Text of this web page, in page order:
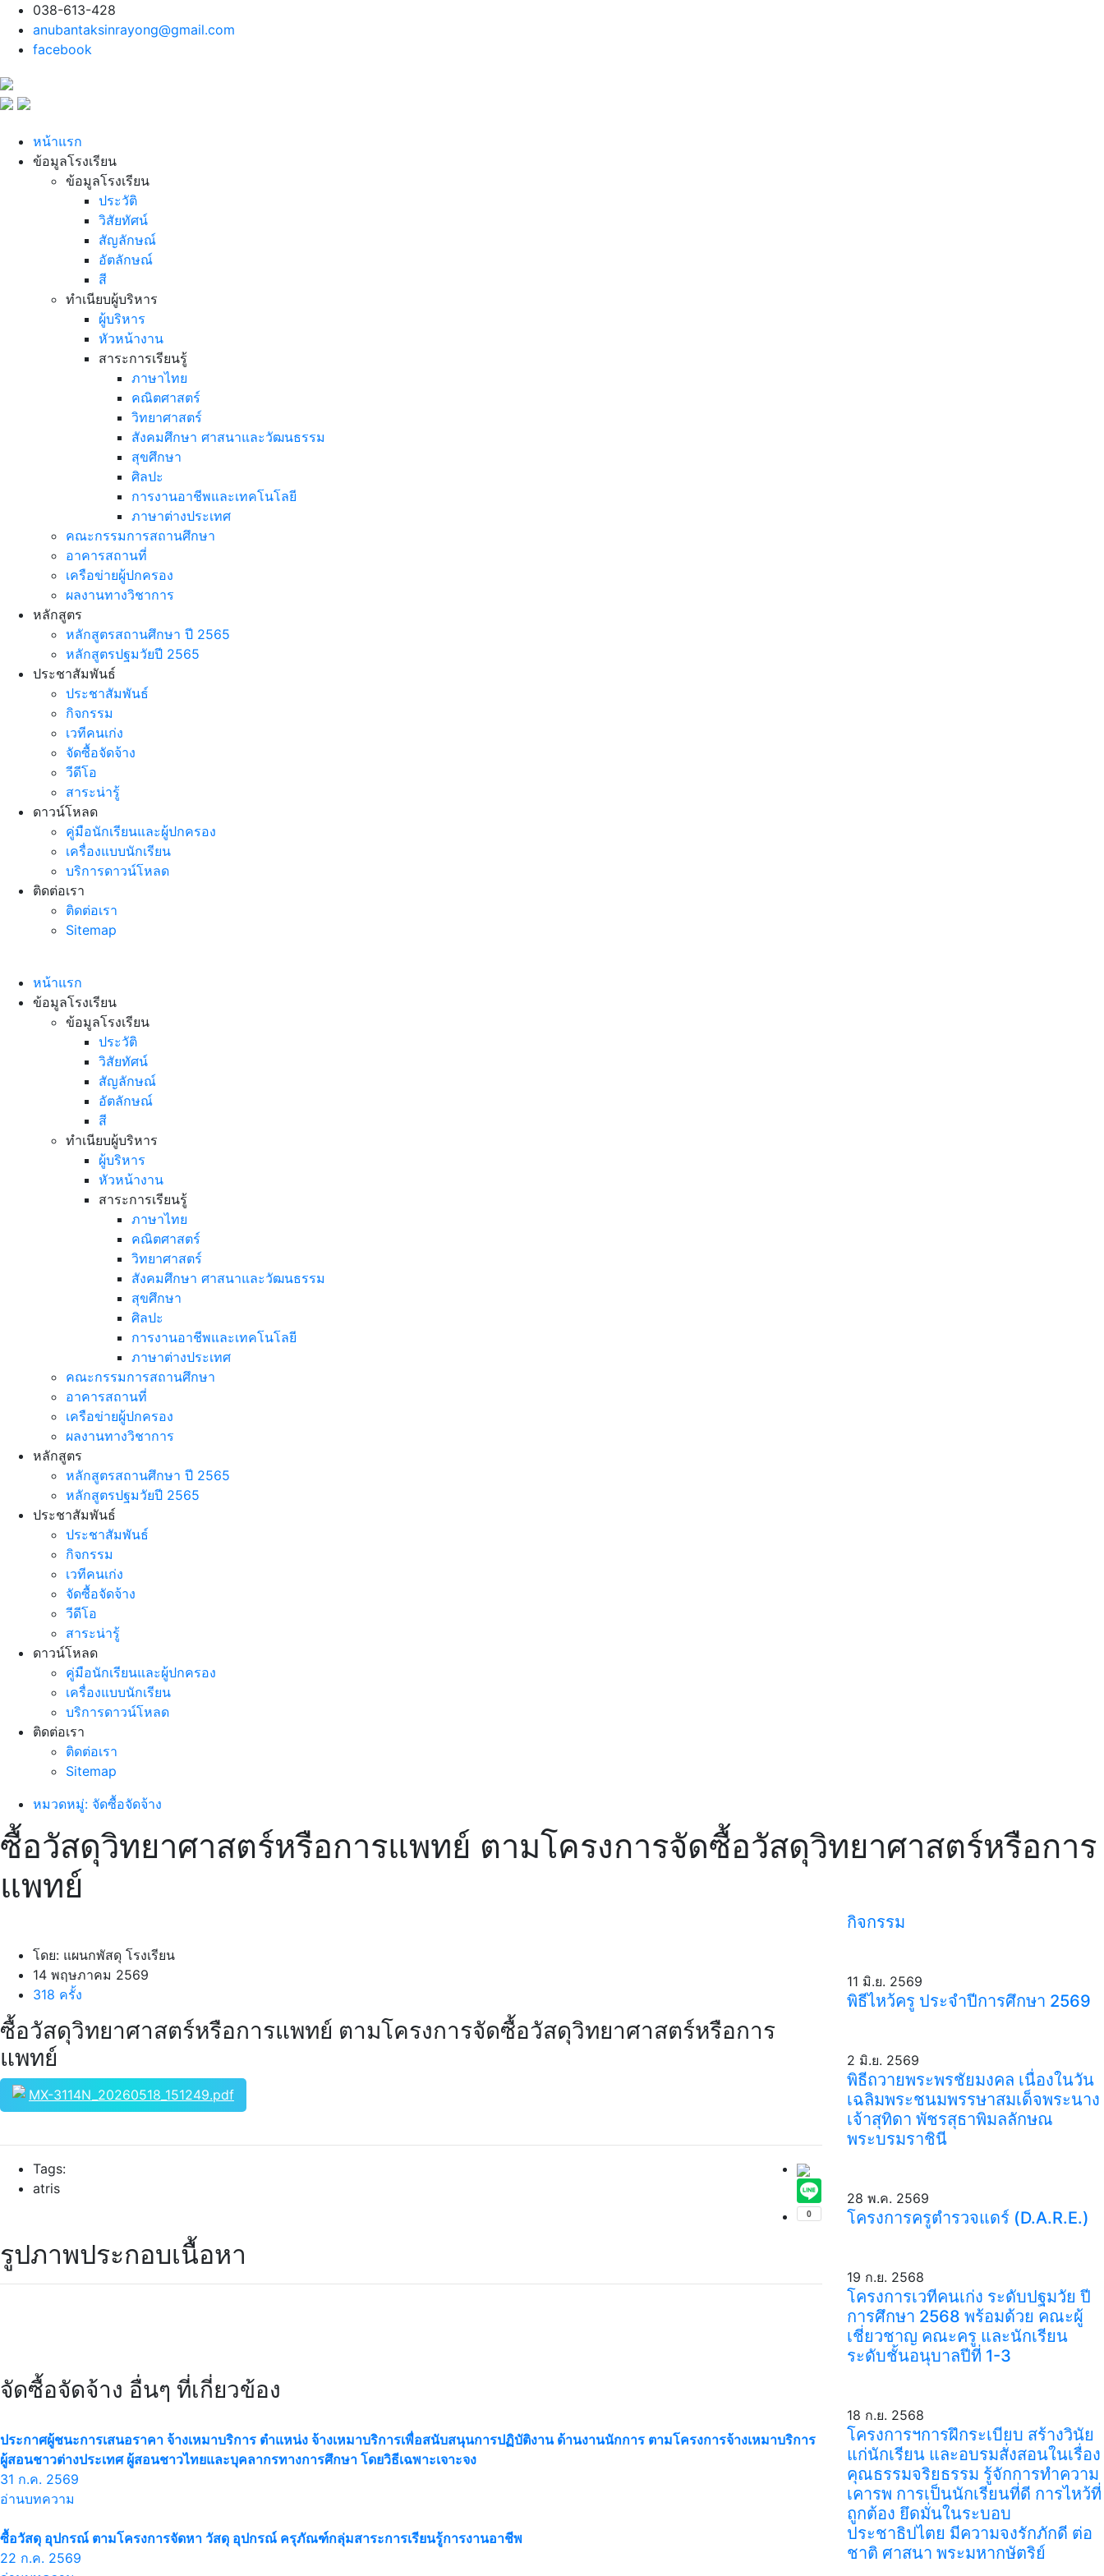
038-613-428
anubantaksinrayong@gmail.com
facebook
หน้าแรก
ข้อมูลโรงเรียน
ข้อมูลโรงเรียน
ประวัติ
วิสัยทัศน์
สัญลักษณ์
อัตลักษณ์
สี
ทำเนียบผู้บริหาร
ผู้บริหาร
หัวหน้างาน
สาระการเรียนรู้
ภาษาไทย
คณิตศาสตร์
วิทยาศาสตร์
สังคมศึกษา ศาสนาและวัฒนธรรม
สุขศึกษา
ศิลปะ
การงานอาชีพและเทคโนโลยี
ภาษาต่างประเทศ
คณะกรรมการสถานศึกษา
อาคารสถานที่
เครือข่ายผู้ปกครอง
ผลงานทางวิชาการ
หลักสูตร
หลักสูตรสถานศึกษา ปี 2565
หลักสูตรปฐมวัยปี 2565
ประชาสัมพันธ์
ประชาสัมพันธ์
กิจกรรม
เวทีคนเก่ง
จัดซื้อจัดจ้าง
วีดีโอ
สาระน่ารู้
ดาวน์โหลด
คู่มือนักเรียนและผู้ปกครอง
เครื่องแบบนักเรียน
บริการดาวน์โหลด
ติดต่อเรา
ติดต่อเรา
Sitemap
หน้าแรก
ข้อมูลโรงเรียน
ข้อมูลโรงเรียน
ประวัติ
วิสัยทัศน์
สัญลักษณ์
อัตลักษณ์
สี
ทำเนียบผู้บริหาร
ผู้บริหาร
หัวหน้างาน
สาระการเรียนรู้
ภาษาไทย
คณิตศาสตร์
วิทยาศาสตร์
สังคมศึกษา ศาสนาและวัฒนธรรม
สุขศึกษา
ศิลปะ
การงานอาชีพและเทคโนโลยี
ภาษาต่างประเทศ
คณะกรรมการสถานศึกษา
อาคารสถานที่
เครือข่ายผู้ปกครอง
ผลงานทางวิชาการ
หลักสูตร
หลักสูตรสถานศึกษา ปี 2565
หลักสูตรปฐมวัยปี 2565
ประชาสัมพันธ์
ประชาสัมพันธ์
กิจกรรม
เวทีคนเก่ง
จัดซื้อจัดจ้าง
วีดีโอ
สาระน่ารู้
ดาวน์โหลด
คู่มือนักเรียนและผู้ปกครอง
เครื่องแบบนักเรียน
บริการดาวน์โหลด
ติดต่อเรา
ติดต่อเรา
Sitemap
หมวดหมู่: จัดซื้อจัดจ้าง
ซื้อวัสดุวิทยาศาสตร์หรือการแพทย์ ตามโครงการจัดซื้อวัสดุวิทยาศาสตร์หรือการ
แพทย์
โดย: แผนกพัสดุ โรงเรียน
14 พฤษภาคม 2569
318 ครั้ง
ซื้อวัสดุวิทยาศาสตร์หรือการแพทย์ ตามโครงการจัดซื้อวัสดุวิทยาศาสตร์หรือการ
แพทย์
MX-3114N_20260518_151249.pdf
Tags:
atris
รูปภาพประกอบเนื้อหา
จัดซื้อจัดจ้าง อื่นๆ ที่เกี่ยวข้อง
ประกาศผู้ชนะการเสนอราคา จ้างเหมาบริการ ตำแหน่ง จ้างเหมาบริการเพื่อสนับสนุนการปฏิบัติงาน ด้านงานนักการ ตามโครงการจ้างเหมาบริการ
ผู้สอนชาวต่างประเทศ ผู้สอนชาวไทยและบุคลากรทางการศึกษา โดยวิธีเฉพาะเจาะจง
31 ก.ค. 2569
อ่านบทความ
ซื้อวัสดุ อุปกรณ์ ตามโครงการจัดหา วัสดุ อุปกรณ์ ครุภัณฑ์กลุ่มสาระการเรียนรู้การงานอาชีพ
22 ก.ค. 2569
กิจกรรม
11 มิ.ย. 2569
พิธีไหว้ครู ประจำปีการศึกษา 2569
2 มิ.ย. 2569
พิธีถวายพระพรชัยมงคล เนื่องในวัน
เฉลิมพระชนมพรรษาสมเด็จพระนาง
เจ้าสุทิดา พัชรสุธาพิมลลักษณ
พระบรมราชินี
28 พ.ค. 2569
โครงการครูตำรวจแดร์ (D.A.R.E.)
19 ก.ย. 2568
โครงการเวทีคนเก่ง ระดับปฐมวัย ปี
การศึกษา 2568 พร้อมด้วย คณะผู้
เชี่ยวชาญ คณะครู และนักเรียน
ระดับชั้นอนุบาลปีที่ 1-3
18 ก.ย. 2568
โครงการฯการฝึกระเบียบ สร้างวินัย
แก่นักเรียน และอบรมสั่งสอนในเรื่อง
คุณธรรมจริยธรรม รู้จักการทำความ
เคารพ การเป็นนักเรียนที่ดี การไหว้ที่
ถูกต้อง ยึดมั่นในระบอบ
ประชาธิปไตย มีความจงรักภักดี ต่อ
ชาติ ศาสนา พระมหากษัตริย์